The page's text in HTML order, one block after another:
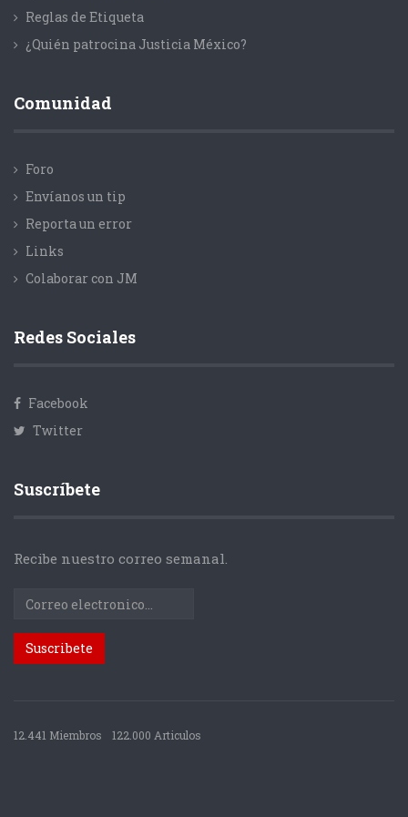
Reglas de Etiqueta
¿Quién patrocina Justicia México?
Comunidad
Foro
Envíanos un tip
Reporta un error
Links
Colaborar con JM
Redes Sociales
Facebook
Twitter
Suscríbete
Recibe nuestro correo semanal.
12.441 Miembros 122.000 Articulos